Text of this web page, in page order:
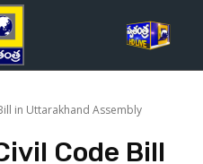
in Uttarakhand Assembly
Code Bill